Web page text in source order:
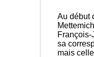
Au début
François-
sa
mais